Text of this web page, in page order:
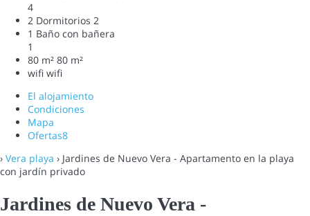
4
2 Dormitorios 2
1 Baño con bañera
1
80 m² 80 m²
wifi wifi
El alojamiento
Condiciones
Mapa
Ofertas8
› Vera playa › Jardines de Nuevo Vera - Apartamento en la playa
con jardín privado
Jardines de Nuevo Vera -